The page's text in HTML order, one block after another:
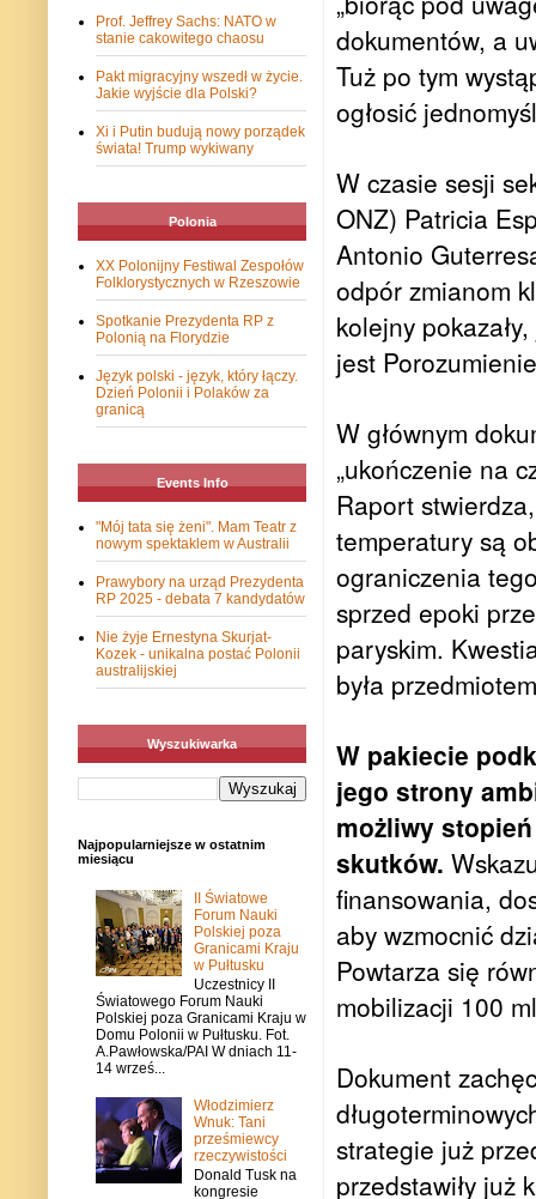
dokumentów, a
Tuż po tym
ogłosić
W czasie sesji
ONZ) Patricia
Antonio
odpór zmianom
kolejny
jest
W głównym
„ukończenie na
Raport
temperatury są
ograniczenia
sprzed epoki
paryskim.
była
W pakiecie
jego strony
możliwy
skutków.
finansowania,
aby wzmocnić
Powtarza się
mobilizacji 100
Dokument
strategie już
przedstawiły już
Prof. Jeffrey Sachs: NATO w
stanie cakowitego chaosu
Pakt migracyjny wszedł w życie.
Jakie wyjście dla Polski?
Xi i Putin budują nowy porządek
świata! Trump wykiwany
Polonia
XX Polonijny Festiwal Zespołów
Folklorystycznych w Rzeszowie
Spotkanie Prezydenta RP z
Polonią na Florydzie
Język polski - język, który łączy.
Dzień Polonii i Polaków za
granicą
Events Info
"Mój tata się żeni". Mam Teatr z
nowym spektaklem w Australii
Prawybory na urząd Prezydenta
RP 2025 - debata 7 kandydatów
Nie żyje Ernestyna Skurjat-
Kozek - unikalna postać Polonii
australijskiej
Wyszukiwarka
Najpopularniejsze w ostatnim
miesiącu
II Światowe
Forum Nauki
Polskiej poza
Granicami Kraju
w Pułtusku
Uczestnicy II
Światowego Forum Nauki
Polskiej poza Granicami Kraju w
Domu Polonii w Pułtusku. Fot.
A.Pawłowska/PAI W dniach 11-
14 wrześ...
Włodzimierz
Wnuk: Tani
prześmiewcy
rzeczywistości
Donald Tusk na
kongresie